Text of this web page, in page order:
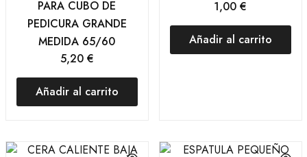
PARA CUBO DE
PEDICURA GRANDE
MEDIDA 65/60
5,20 €
Añadir al carrito
1,00 €
Añadir al carrito